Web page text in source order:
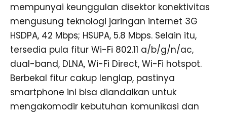
mempunyai keunggulan disektor konektivitas
mengusung teknologi jaringan internet 3G
HSDPA, 42 Mbps; HSUPA, 5.8 Mbps. Selain itu,
tersedia pula fitur Wi-Fi 802.11 a/b/g/n/ac,
dual-band, DLNA, Wi-Fi Direct, Wi-Fi hotspot.
Berbekal fitur cakup lenglap, pastinya
smartphone ini bisa diandalkan untuk
mengakomodir kebutuhan komunikasi dan